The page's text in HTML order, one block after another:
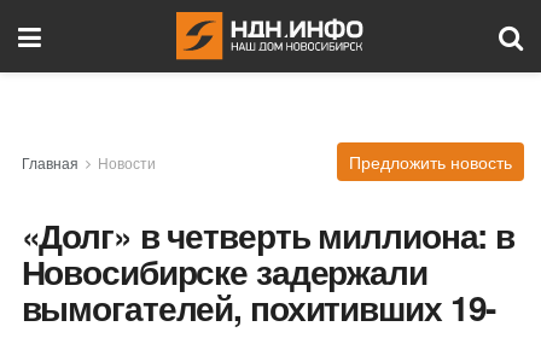
Главная Новости Предложить новость
«Долг» в четверть миллиона: в
Новосибирске задержали
вымогателей, похитивших 19-